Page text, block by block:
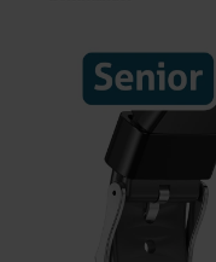
€ 90,70.€ 80,62.